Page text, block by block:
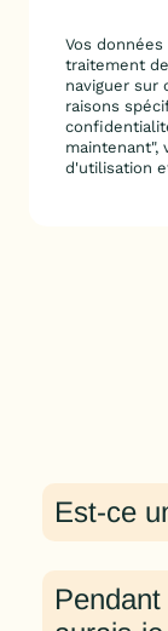
Vos
traitement
naviguer sur
raisons
maintenant",
d'utilisation
Est-ce
seul achat
pour un